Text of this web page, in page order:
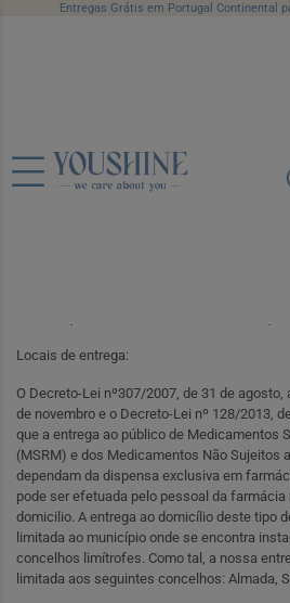
Entregas Grátis em Portugal Continental
No site da YOUSHINE, é possível realizar
Saúde e Bem-Estar e de Medicamentos
Locais de entrega:
O Decreto-Lei nº307/2007, de 31 de agosto,
de novembro e o Decreto-Lei nº 128/2013,
que a entrega ao público de Medicamentos
(MSRM) e dos Medicamentos Não Sujeitos
dependam da dispensa exclusiva em
pode ser efetuada pelo pessoal da
domicilio. A entrega ao domicílio deste tipo
limitada ao município onde se encontra
concelhos limítrofes. Como tal, a nossa
limitada aos seguintes concelhos: Almada,